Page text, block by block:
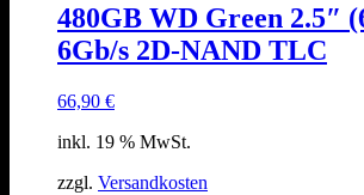
480GB WD Green 2.5″
6Gb/s 2D-NAND TLC
66,90 €
inkl. 19 % MwSt.
zzgl. Versandkosten